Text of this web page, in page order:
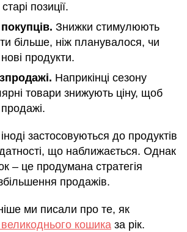
позиції.
Знижки стимулюють
більше, ніж планувалося, чи
продукти.
Наприкінці сезону
товари знижують ціну, щоб
іноді застосовуються до продуктів
що наближається. Однак
– це продумана стратегія
продажів.
ми писали про те, як
великоднього кошика за рік.